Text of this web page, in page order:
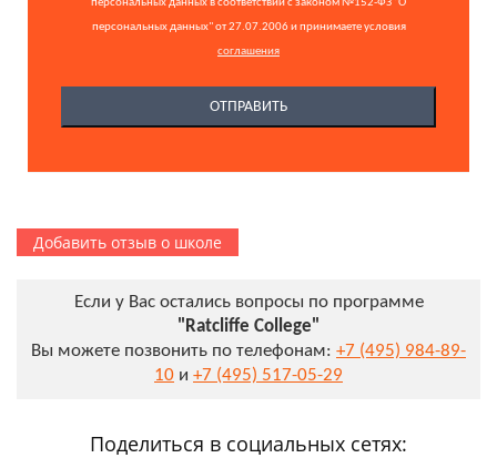
персональных данных" от 27.07.2006 и принимаете условия
соглашения
Добавить отзыв о школе
Если у Вас остались вопросы по программе
"Ratcliffe College"
Вы можете позвонить по телефонам: +7 (495) 984-89-
10 и +7 (495) 517-05-29
Поделиться в социальных сетях: